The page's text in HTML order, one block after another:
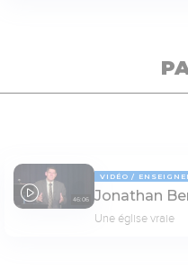
46:06
VIDÉO
Jonathan
Une église vraie